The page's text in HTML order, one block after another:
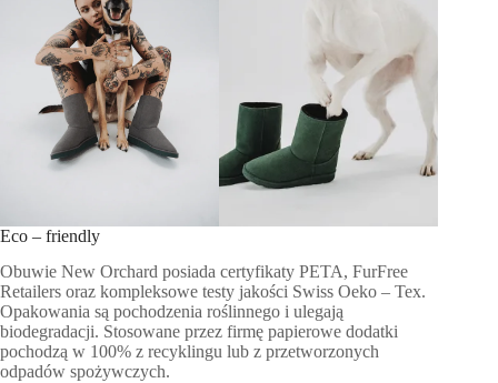
Eco – friendly
Obuwie New Orchard posiada certyfikaty PETA, FurFree
Retailers oraz kompleksowe testy jakości Swiss Oeko – Tex.
Opakowania są pochodzenia roślinnego i ulegają
biodegradacji. Stosowane przez firmę papierowe dodatki
pochodzą w 100% z recyklingu lub z przetworzonych
odpadów spożywczych.